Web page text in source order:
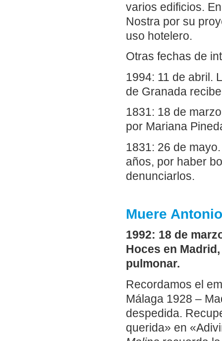
varios edificios.
Nostra por su
uso hotelero.
Otras fechas de
1994: 11 de abril.
de Granada
1831: 18 de
por Mariana
1831: 26 de
años, por haber
denunciarlos.
Muere
1992: 18 de
Hoces en
pulmonar.
Recordamos el
Málaga 1928 –
despedida.
querida» en